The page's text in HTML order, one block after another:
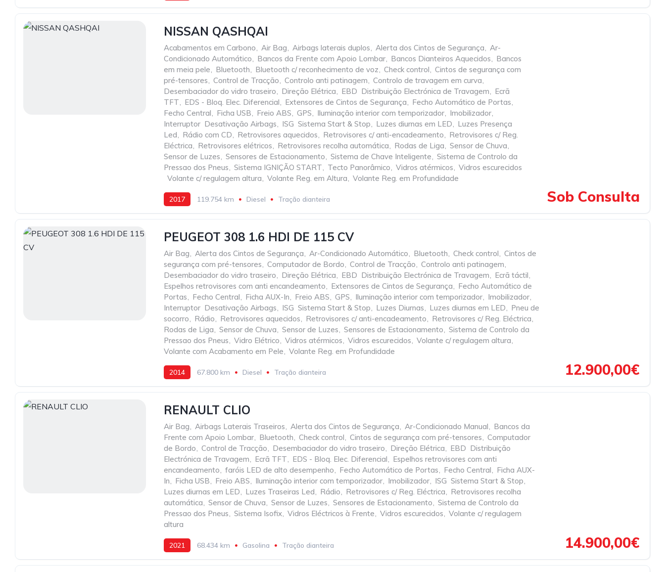
NISSAN QASHQAI
Acabamentos em Carbono, Air Bag, Airbags laterais duplos, Alerta dos Cintos de Segurança, Ar-
Condicionado Automático, Bancos da Frente com Apoio Lombar, Bancos Dianteiros Aquecidos, Bancos
em meia pele, Bluetooth, Bluetooth c/ reconhecimento de voz, Check control, Cintos de segurança com
pré-tensores, Control de Tracção, Controlo anti patinagem, Controlo de travagem em curva,
Desembaciador do vidro traseiro, Direção Elétrica, EBD  Distribuição Electrónica de Travagem, Ecrã
TFT, EDS - Bloq. Elec. Diferencial, Extensores de Cintos de Segurança, Fecho Automático de Portas,
Fecho Central, Ficha USB, Freio ABS, GPS, Iluminação interior com temporizador, Imobilizador,
Interruptor  Desativação Airbags, ISG  Sistema Start & Stop, Luzes diurnas em LED, Luzes Presença
Led, Rádio com CD, Retrovisores aquecidos, Retrovisores c/ anti-encadeamento, Retrovisores c/ Reg.
Eléctrica, Retrovisores elétricos, Retrovisores recolha automática, Rodas de Liga, Sensor de Chuva,
Sensor de Luzes, Sensores de Estacionamento, Sistema de Chave Inteligente, Sistema de Controlo da
Pressao dos Pneus, Sistema IGNIÇÃO START, Tecto Panorâmico, Vidros atérmicos, Vidros escurecidos
Volante c/ regulagem altura, Volante Reg. em Altura, Volante Reg. em Profundidade
2017 119.754 km Diesel Tração dianteira Sob Consulta
PEUGEOT 308 1.6 HDI DE 115 CV
Air Bag, Alerta dos Cintos de Segurança, Ar-Condicionado Automático, Bluetooth, Check control, Cintos de
segurança com pré-tensores, Computador de Bordo, Control de Tracção, Controlo anti patinagem,
Desembaciador do vidro traseiro, Direção Elétrica, EBD  Distribuição Electrónica de Travagem, Ecrã táctil,
Espelhos retrovisores com anti encandeamento, Extensores de Cintos de Segurança, Fecho Automático de
Portas, Fecho Central, Ficha AUX-In, Freio ABS, GPS, Iluminação interior com temporizador, Imobilizador,
Interruptor  Desativação Airbags, ISG  Sistema Start & Stop, Luzes Diurnas, Luzes diurnas em LED, Pneu de
socorro, Rádio, Retrovisores aquecidos, Retrovisores c/ anti-encadeamento, Retrovisores c/ Reg. Eléctrica,
Rodas de Liga, Sensor de Chuva, Sensor de Luzes, Sensores de Estacionamento, Sistema de Controlo da
Pressao dos Pneus, Vidro Elétrico, Vidros atérmicos, Vidros escurecidos, Volante c/ regulagem altura,
Volante com Acabamento em Pele, Volante Reg. em Profundidade
2014 67.800 km Diesel Tração dianteira 12.900,00€
RENAULT CLIO
Air Bag, Airbags Laterais Traseiros, Alerta dos Cintos de Segurança, Ar-Condicionado Manual, Bancos da
Frente com Apoio Lombar, Bluetooth, Check control, Cintos de segurança com pré-tensores, Computador
de Bordo, Control de Tracção, Desembaciador do vidro traseiro, Direção Elétrica, EBD  Distribuição
Electrónica de Travagem, Ecrã TFT, EDS - Bloq. Elec. Diferencial, Espelhos retrovisores com anti
encandeamento, faróis LED de alto desempenho, Fecho Automático de Portas, Fecho Central, Ficha AUX-
In, Ficha USB, Freio ABS, Iluminação interior com temporizador, Imobilizador, ISG  Sistema Start & Stop,
Luzes diurnas em LED, Luzes Traseiras Led, Rádio, Retrovisores c/ Reg. Eléctrica, Retrovisores recolha
automática, Sensor de Chuva, Sensor de Luzes, Sensores de Estacionamento, Sistema de Controlo da
Pressao dos Pneus, Sistema Isofix, Vidros Eléctricos à Frente, Vidros escurecidos, Volante c/ regulagem
altura
2021 68.434 km Gasolina Tração dianteira 14.900,00€